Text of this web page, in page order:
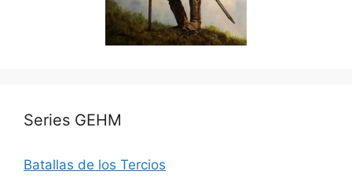
Series GEHM
Batallas de los Tercios